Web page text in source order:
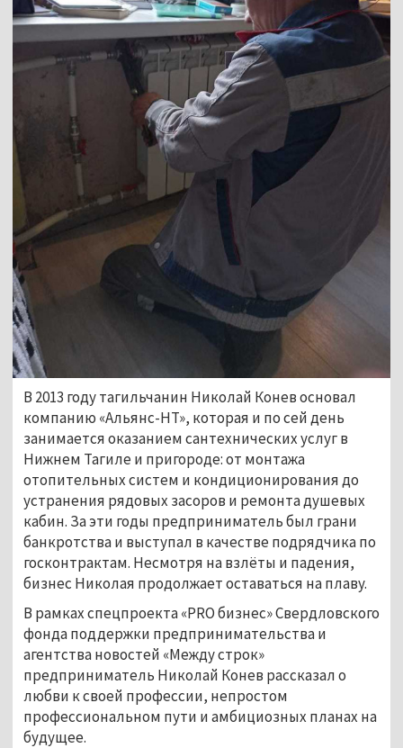
В 2013 году тагильчанин Николай Конев основал
компанию «Альянс-НТ», которая и по сей день
занимается оказанием сантехнических услуг в
Нижнем Тагиле и пригороде: от монтажа
отопительных систем и кондиционирования до
устранения рядовых засоров и ремонта душевых
кабин. За эти годы предприниматель был грани
банкротства и выступал в качестве подрядчика по
госконтрактам. Несмотря на взлёты и падения,
бизнес Николая продолжает оставаться на плаву.
В рамках спецпроекта «PRO бизнес» Свердловского
фонда поддержки предпринимательства и
агентства новостей «Между строк»
предприниматель Николай Конев рассказал о
любви к своей профессии, непростом
профессиональном пути и амбициозных планах на
будущее.